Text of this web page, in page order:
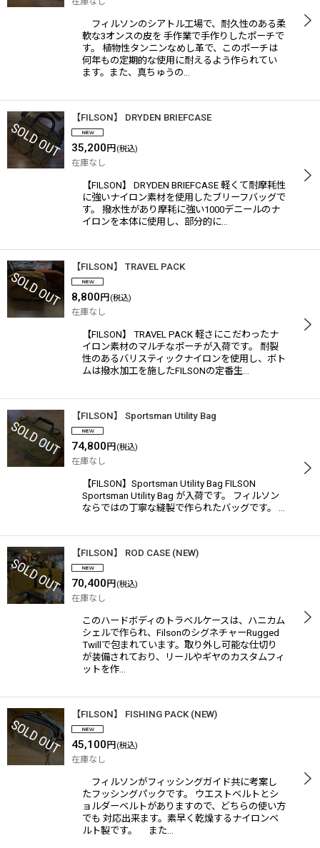
フィルソンのシアトル工場で、耐久性のある柔
軟な3オンスの皮を 手作業で手作りしたポーチで
す。 植物性タンニンなめし革で、このポーチは
何年もの定期的な使用に耐えるよう作られてい
ます。また、真ちゅうの…
【FILSON】 DRYDEN BRIEFCASE
35,200 円 (税込)
在庫なし
【FILSON】 DRYDEN BRIEFCASE 軽くて耐摩耗性
に強いナイロン素材を使用したブリーフバッグで
す。 撥水性があり摩耗に強い1000デニールのナ
イロンを本体に使用し、部分的に…
【FILSON】 TRAVEL PACK
8,800 円 (税込)
在庫なし
【FILSON】 TRAVEL PACK 軽さにこだわったナ
イロン素材のマルチなポーチが入荷です。 耐裂
性のあるバリスティックナイロンを使用し、ボト
ムは撥水加工を施したFILSONの定番生…
【FILSON】 Sportsman Utility Bag
74,800 円 (税込)
在庫なし
【FILSON】Sportsman Utility Bag FILSON
Sportsman Utility Bag が入荷です。 フィルソン
ならではの丁寧な縫製で作られたバッグです。 …
【FILSON】 ROD CASE (NEW)
70,400 円 (税込)
在庫なし
このハードボディのトラベルケースは、ハニカム
シェルで作られ、FilsonのシグネチャーRugged
Twillで包まれています。取り外し可能な仕切り
が装備されており、リールやギヤのカスタムフィ
ットを作…
【FILSON】 FISHING PACK (NEW)
45,100 円 (税込)
在庫なし
フィルソンがフィッシングガイド共に考案し
たフッシングパックです。 ウエストベルトとシ
ョルダーベルトがありますので、どちらの使い方
でも 対応出来ます。素早く乾燥するナイロンベ
ルト製です。 また…